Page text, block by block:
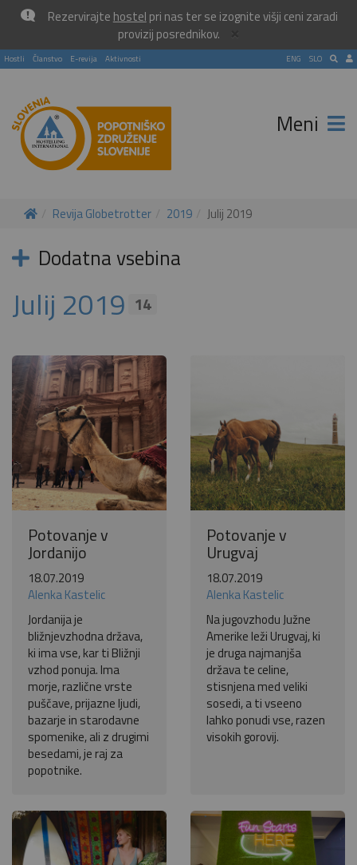
Rezervirajte hostel pri nas ter se izognite višji ceni zaradi
provizij posrednikov.
×
Hostli Članstvo E-revija Aktivnosti SLO
ENG
Meni
Revija Globetrotter 2019 Julij 2019
Dodatna vsebina
Julij 2019 14
Potovanje v
Jordanijo
18.07.2019
Alenka Kastelic
Jordanija je
bližnjevzhodna država,
ki ima vse, kar ti Bližnji
vzhod ponuja. Ima
morje, različne vrste
puščave, prijazne ljudi,
bazarje in starodavne
spomenike, ali z drugimi
besedami, je raj za
popotnike.
Potovanje v
Urugvaj
18.07.2019
Alenka Kastelic
Na jugovzhodu Južne
Amerike leži Urugvaj, ki
je druga najmanjša
država te celine,
stisnjena med veliki
sosedi, a ti vseeno
lahko ponudi vse, razen
visokih gorovij.
Pošlji VESELJE5 na 1919 in
doniraj 5 €
Pomagaj otrokom z manj priložnostmi do počitnic na morju.
Ne hvala